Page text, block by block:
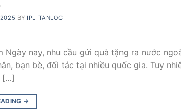
BY IPL_TANLOC
nay, nhu cầu gửi quà tặng ra nước
bạn bè, đối tác tại nhiều quốc gia. Tuy
[…]
→